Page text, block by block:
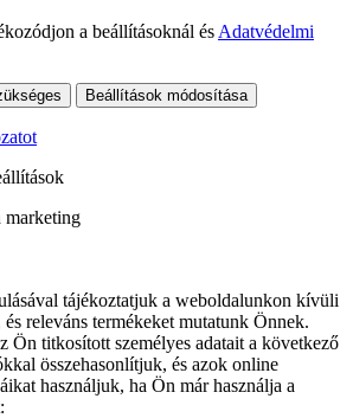
a beállításoknál és Adatvédelmi
Beállítások módosítása
marketing
tájékoztatjuk a weboldalunkon kívüli
releváns termékeket mutatunk Önnek.
Ön titkosított személyes adatait a következő
összehasonlítjuk, és azok online
használjuk, ha Ön már használja a